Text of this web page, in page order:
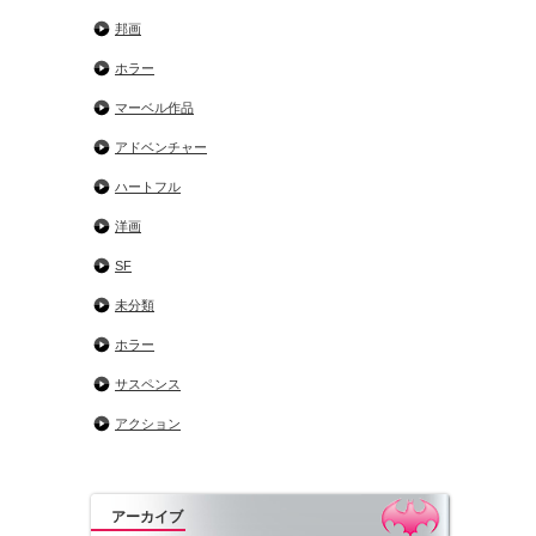
邦画
ホラー
マーベル作品
アドベンチャー
ハートフル
洋画
SF
未分類
ホラー
サスペンス
アクション
アーカイブ